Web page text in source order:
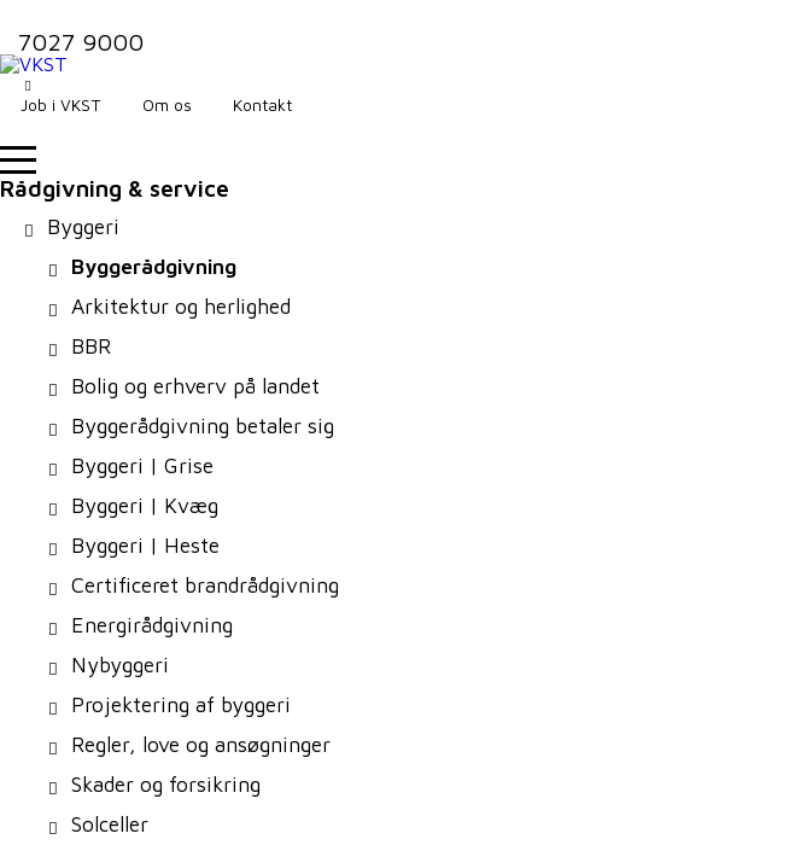
7027 9000
Job i VKST Om os Kontakt
Rådgivning & service
Byggeri
Byggerådgivning
Arkitektur og herlighed
BBR
Bolig og erhverv på landet
Byggerådgivning betaler sig
Byggeri | Grise
Byggeri | Kvæg
Byggeri | Heste
Certificeret brandrådgivning
Energirådgivning
Nybyggeri
Projektering af byggeri
Regler, love og ansøgninger
Skader og forsikring
Solceller